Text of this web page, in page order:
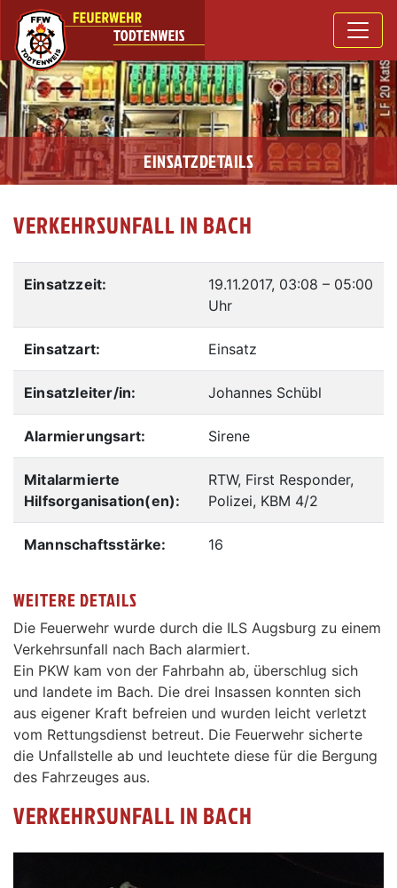
EINSATZDETAILS
VERKEHRSUNFALL IN BACH
Einsatzzeit: 19.11.2017, 03:08 – 05:00
Uhr
Einsatzart: Einsatz
Einsatzleiter/in: Johannes Schübl
Alarmierungsart: Sirene
Mitalarmierte
Hilfsorganisation(en):
RTW, First Responder,
Polizei, KBM 4/2
Mannschaftsstärke: 16
WEITERE DETAILS
Die Feuerwehr wurde durch die ILS Augsburg zu einem
Verkehrsunfall nach Bach alarmiert.
Ein PKW kam von der Fahrbahn ab, überschlug sich
und landete im Bach. Die drei Insassen konnten sich
aus eigener Kraft befreien und wurden leicht verletzt
vom Rettungsdienst betreut. Die Feuerwehr sicherte
die Unfallstelle ab und leuchtete diese für die Bergung
des Fahrzeuges aus.
VERKEHRSUNFALL IN BACH